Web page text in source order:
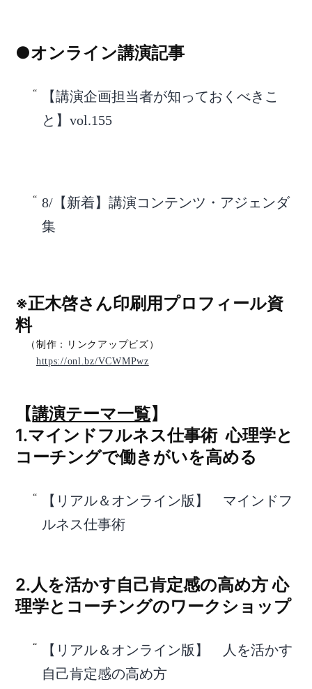
●オンライン講演記事
【講演企画担当者が知っておくべきこ
と】vol.155
8/【新着】講演コンテンツ・アジェンダ
集
※正木啓さん印刷用プロフィール資
料
（制作：リンクアップビズ）
https://onl.bz/VCWMPwz
【講演テーマ一覧】
1.マインドフルネス仕事術 心理学と
コーチングで働きがいを高める
【リアル＆オンライン版】 マインドフ
ルネス仕事術
2.人を活かす自己肯定感の高め方 心
理学とコーチングのワークショップ
【リアル＆オンライン版】 人を活かす
自己肯定感の高め方